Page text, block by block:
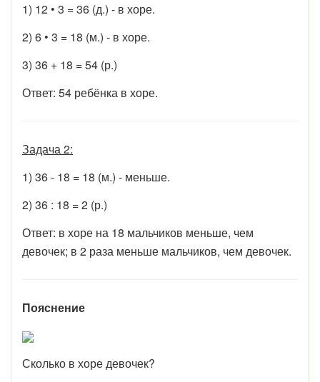
1) 12 • 3 = 36 (д.) - в хоре.
2) 6 • 3 = 18 (м.) - в хоре.
3) 36 + 18 = 54 (р.)
Ответ: 54 ребёнка в хоре.
Задача 2:
1) 36 - 18 = 18 (м.) - меньше.
2) 36 : 18 = 2 (р.)
Ответ: в хоре на 18 мальчиков меньше, чем
девочек; в 2 раза меньше мальчиков, чем девочек.
Пояснение
Сколько в хоре девочек?